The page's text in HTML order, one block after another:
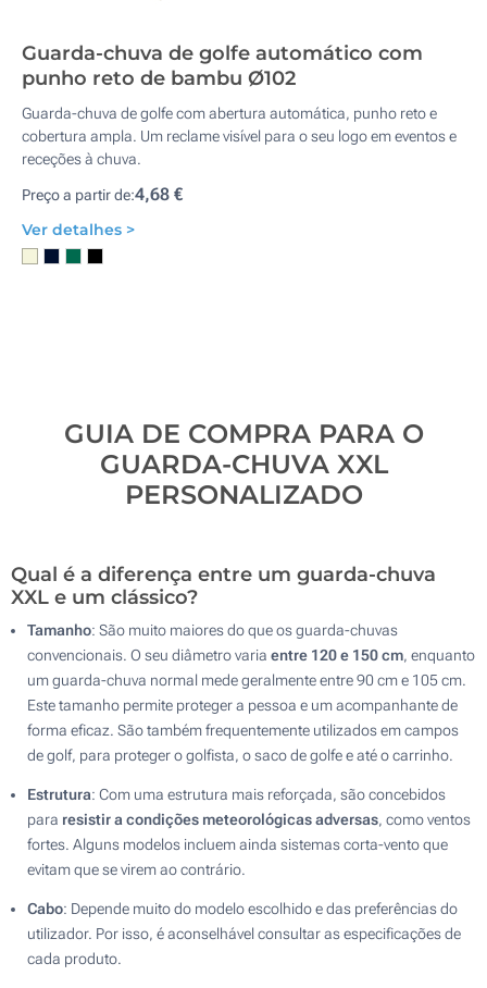
Guarda-chuva de golfe automático com
punho reto de bambu Ø102
Guarda-chuva de golfe com abertura automática, punho reto e
cobertura ampla. Um reclame visível para o seu logo em eventos e
receções à chuva.
Preço a partir de:4,68 €
Ver detalhes >
GUIA DE COMPRA PARA O
GUARDA-CHUVA XXL
PERSONALIZADO
Qual é a diferença entre um guarda-chuva
XXL e um clássico?
Tamanho: São muito maiores do que os guarda-chuvas
convencionais. O seu diâmetro varia entre 120 e 150 cm, enquanto
um guarda-chuva normal mede geralmente entre 90 cm e 105 cm.
Este tamanho permite proteger a pessoa e um acompanhante de
forma eficaz. São também frequentemente utilizados em campos
de golf, para proteger o golfista, o saco de golfe e até o carrinho.
Estrutura: Com uma estrutura mais reforçada, são concebidos
para resistir a condições meteorológicas adversas, como ventos
fortes. Alguns modelos incluem ainda sistemas corta-vento que
evitam que se virem ao contrário.
Cabo: Depende muito do modelo escolhido e das preferências do
utilizador. Por isso, é aconselhável consultar as especificações de
cada produto.